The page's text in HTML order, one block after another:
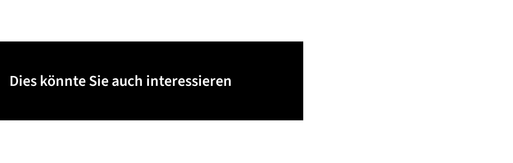
Dies könnte Sie auch interessieren